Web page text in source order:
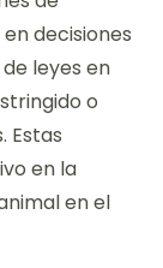
decisiones
leyes en
o
Estas
en la
en el